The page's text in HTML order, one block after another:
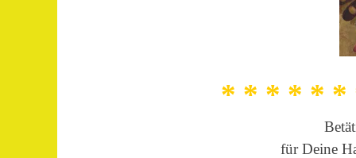
* * * * * *
für Deine